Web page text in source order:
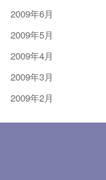
2009年6月
2009年5月
2009年4月
2009年3月
2009年2月